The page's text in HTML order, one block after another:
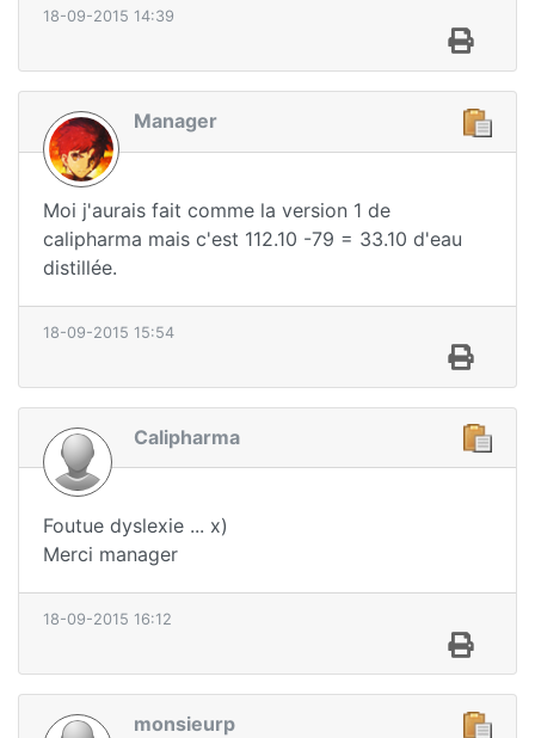
18-09-2015 14:39
Manager
Moi j'aurais fait comme la version 1 de
calipharma mais c'est 112.10 -79 = 33.10 d'eau
distillée.
18-09-2015 15:54
Calipharma
Foutue dyslexie ... x)
Merci manager
18-09-2015 16:12
monsieurp